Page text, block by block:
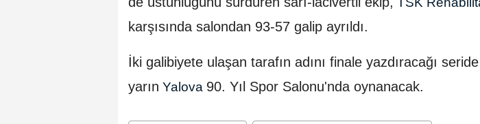
karşısında salondan 93-57 galip ayrıldı.
İki galibiyete ulaşan tarafın adını finale yazdıracağı
yarın Yalova 90. Yıl Spor Salonu'nda oynanacak.